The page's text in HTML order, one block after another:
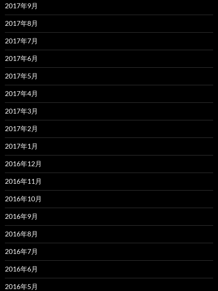
2017年9月
2017年8月
2017年7月
2017年6月
2017年5月
2017年4月
2017年3月
2017年2月
2017年1月
2016年12月
2016年11月
2016年10月
2016年9月
2016年8月
2016年7月
2016年6月
2016年5月